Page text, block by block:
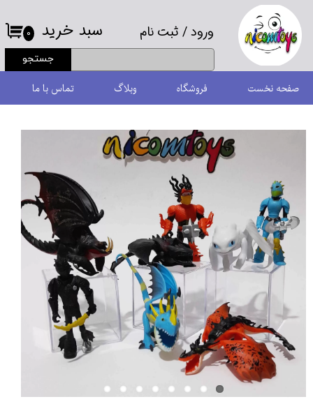
ورود/ ثبت نام
حساب کاربری من
تغییر گذر واژه
سفارشات
خروج از حساب کاربری
جستجو
۰ سبد خرید
صفحه نخست فروشگاه وبلاگ تماس با ما